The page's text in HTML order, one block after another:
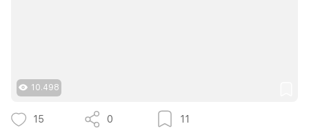
10.498
15 0 11